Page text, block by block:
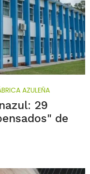
AZULEÑA
29
de